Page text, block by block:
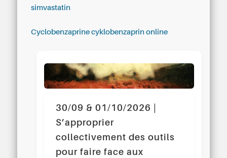
simvastatin
Cyclobenzaprine cyklobenzaprin online
30/09 & 01/10/2026 |
S’approprier
collectivement des outils
pour faire face aux